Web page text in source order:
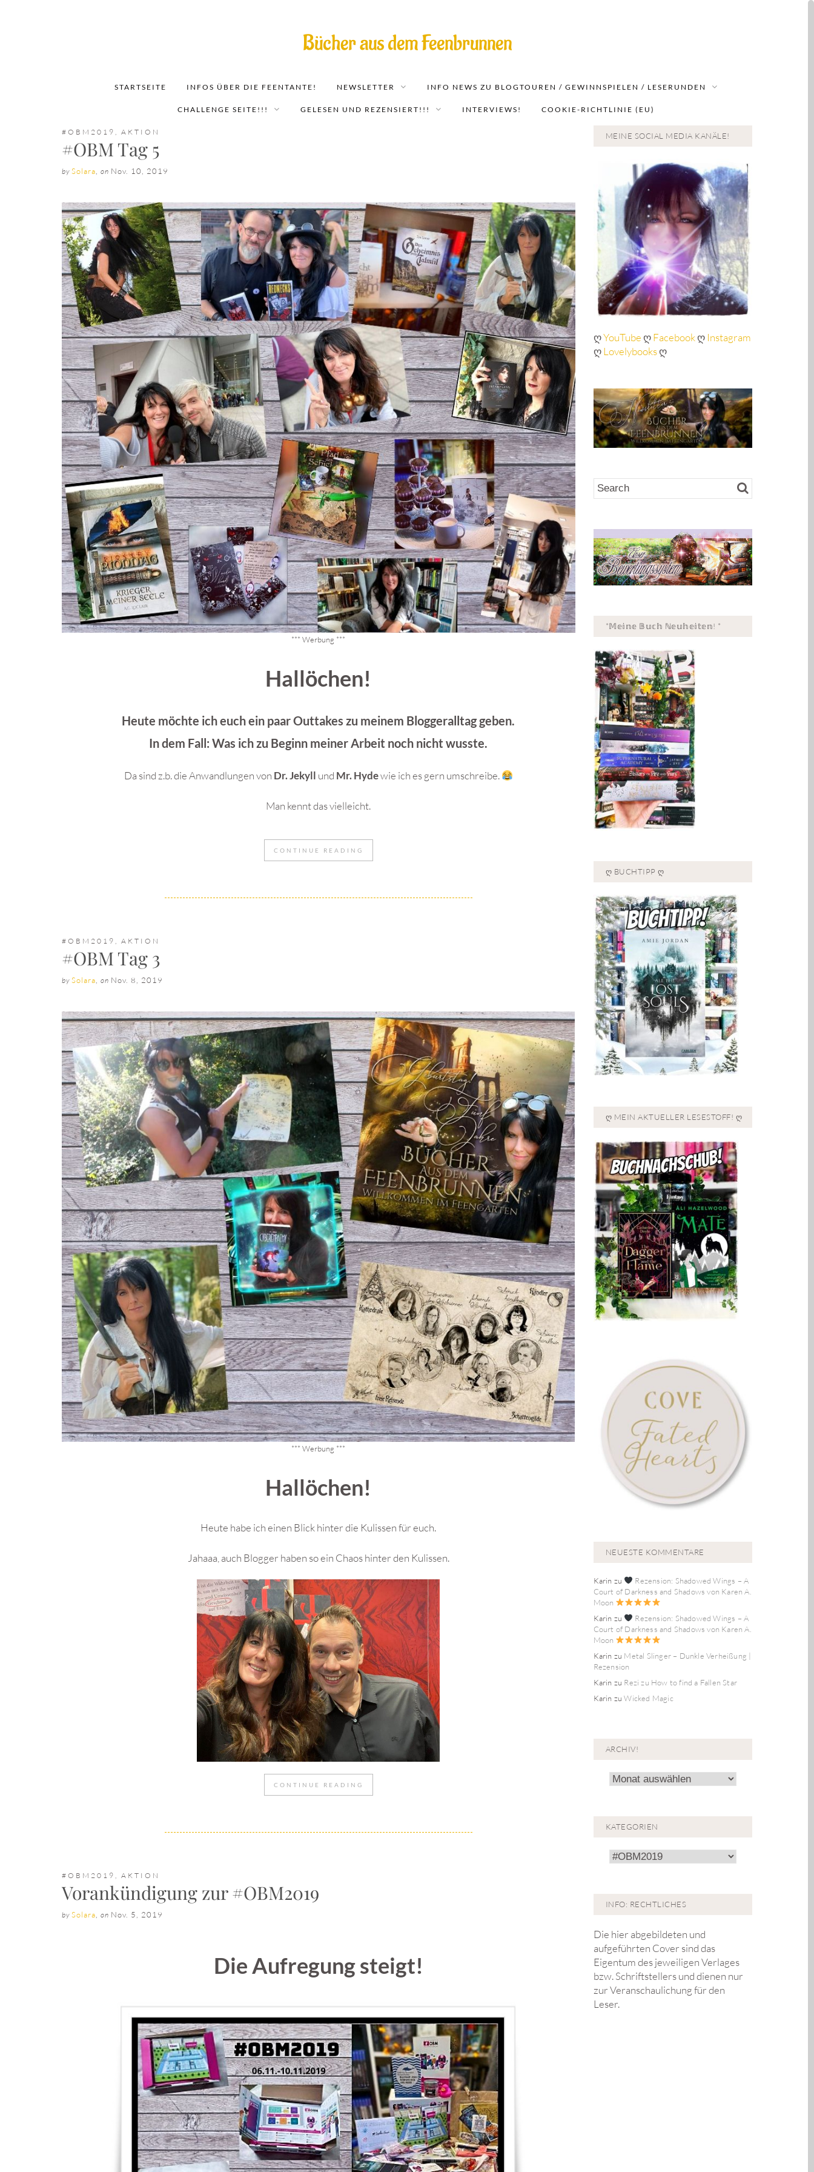
Bücher aus dem Feenbrunnen
STARTSEITE INFOS ÜBER DIE FEENTANTE! NEWSLETTER INFO NEWS ZU BLOGTOUREN / GEWINNSPIELEN / LESERUNDEN
CHALLENGE SEITE!!! GELESEN UND REZENSIERT!!! INTERVIEWS! COOKIE-RICHTLINIE (EU)
#OBM2019 , AKTION
#OBM Tag 5
by Solara on Nov. 10, 2019
*** Werbung ***
Hallöchen!
Heute möchte ich euch ein paar Outtakes zu meinem Bloggeralltag geben.
In dem Fall: Was ich zu Beginn meiner Arbeit noch nicht wusste.
Da sind z.b. die Anwandlungen von Dr. Jekyll und Mr. Hydewie ich es gern umschreibe.
Man kennt das vielleicht.
CONTINUE READING
#OBM2019 , AKTION
#OBM Tag 3
by Solara, on Nov. 8, 2019
*** Werbung ***
Hallöchen!
Heute habe ich einen Blick hinter die Kulissen für euch.
Jahaaa, auch Blogger haben so ein Chaos hinter den Kulissen.
CONTINUE READING
#OBM2019 , AKTION
Vorankündigung zur #OBM2019
by Solara, on Nov. 5, 2019
Die Aufregung steigt!
MEINE SOCIAL MEDIA KANÄLE!
ღYouTubeღFacebookღ Instagram
ღLovelybooksღ
*𝕄𝕖𝕚𝕟𝕖 𝔹𝕦𝕔𝕙 ℕ𝕖𝕦𝕙𝕖𝕚𝕥𝕖𝕟! *
Ღ BUCHTIPP Ღ
Ღ MEIN AKTUELLER LESESTOFF! Ღ
NEUESTE KOMMENTARE
Karin zu
Rezension: Shadowed Wings – A
Court of Darkness and Shadows von Karen A.
Moon
Karin zu
Rezension: Shadowed Wings – A
Court of Darkness and Shadows von Karen A.
Moon
Karin zu Metal Slinger – Dunkle Verheißung |
Rezension
Karin zu Rezi zu How to find a Fallen Star
Karin zuWicked Magic
ARCHIV!
Archiv!
KATEGORIEN
Kategorien
INFO: RECHTLICHES
Die hier abgebildeten und
aufgeführten Cover sind das
Eigentum des jeweiligen Verlages
bzw. Schriftstellers und dienen nur
zur Veranschaulichung für den
Leser.